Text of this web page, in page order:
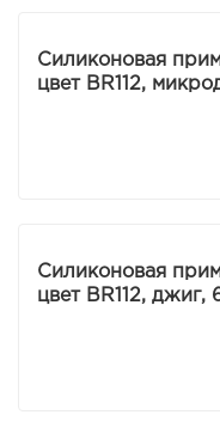
Силиконовая
цвет BR112,
Силиконовая
цвет BR112, джиг,